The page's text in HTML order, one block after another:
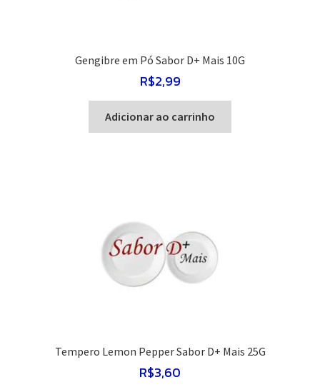
Gengibre em Pó Sabor D+ Mais 10G
R$2,99
Adicionar ao carrinho
Tempero Lemon Pepper Sabor D+ Mais 25G
R$3,60